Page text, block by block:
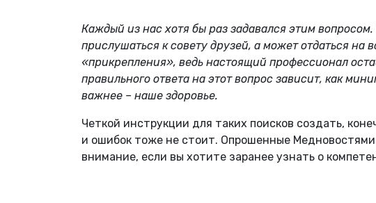
Каждый из нас хотя бы раз задавался этим
прислушаться к совету друзей, а может отдаться на
«прикрепления», ведь настоящий профессионал
правильного ответа на этот вопрос зависит, как
важнее – наше здоровье.
Четкой инструкции для таких поисков создать,
и ошибок тоже не стоит. Опрошенные
внимание, если вы хотите заранее узнать о